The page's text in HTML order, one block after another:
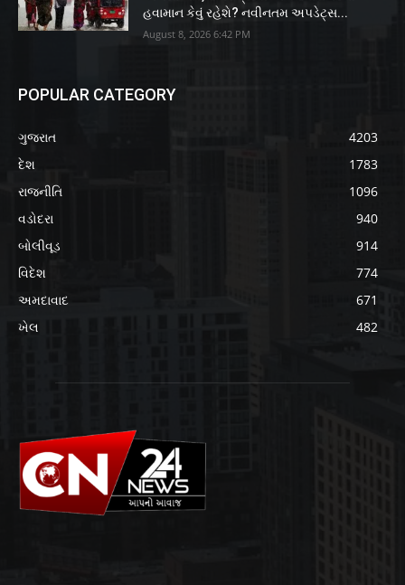
હવામાન કેવું રહેશે? નવીનતમ અપડેટ્સ...
August 8, 2026 6:42 PM
POPULAR CATEGORY
ગુજરાત
4203
દેશ
1783
રાજનીતિ
1096
વડોદરા
940
બોલીવૂડ
914
વિદેશ
774
અમદાવાદ
671
ખેલ
482